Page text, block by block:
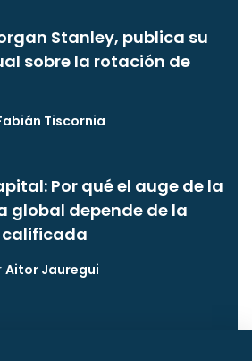
Stanley, publica su
sobre la rotación de
Tiscornia
Por qué el auge de la
global depende de la
calificada
Aitor Jauregui